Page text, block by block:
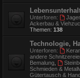
Unterforen:
Ackerbau &
Themen: 138
Technologie,
Unterforen:
andere
Bemalung
Schmieden &
Gütertausch &